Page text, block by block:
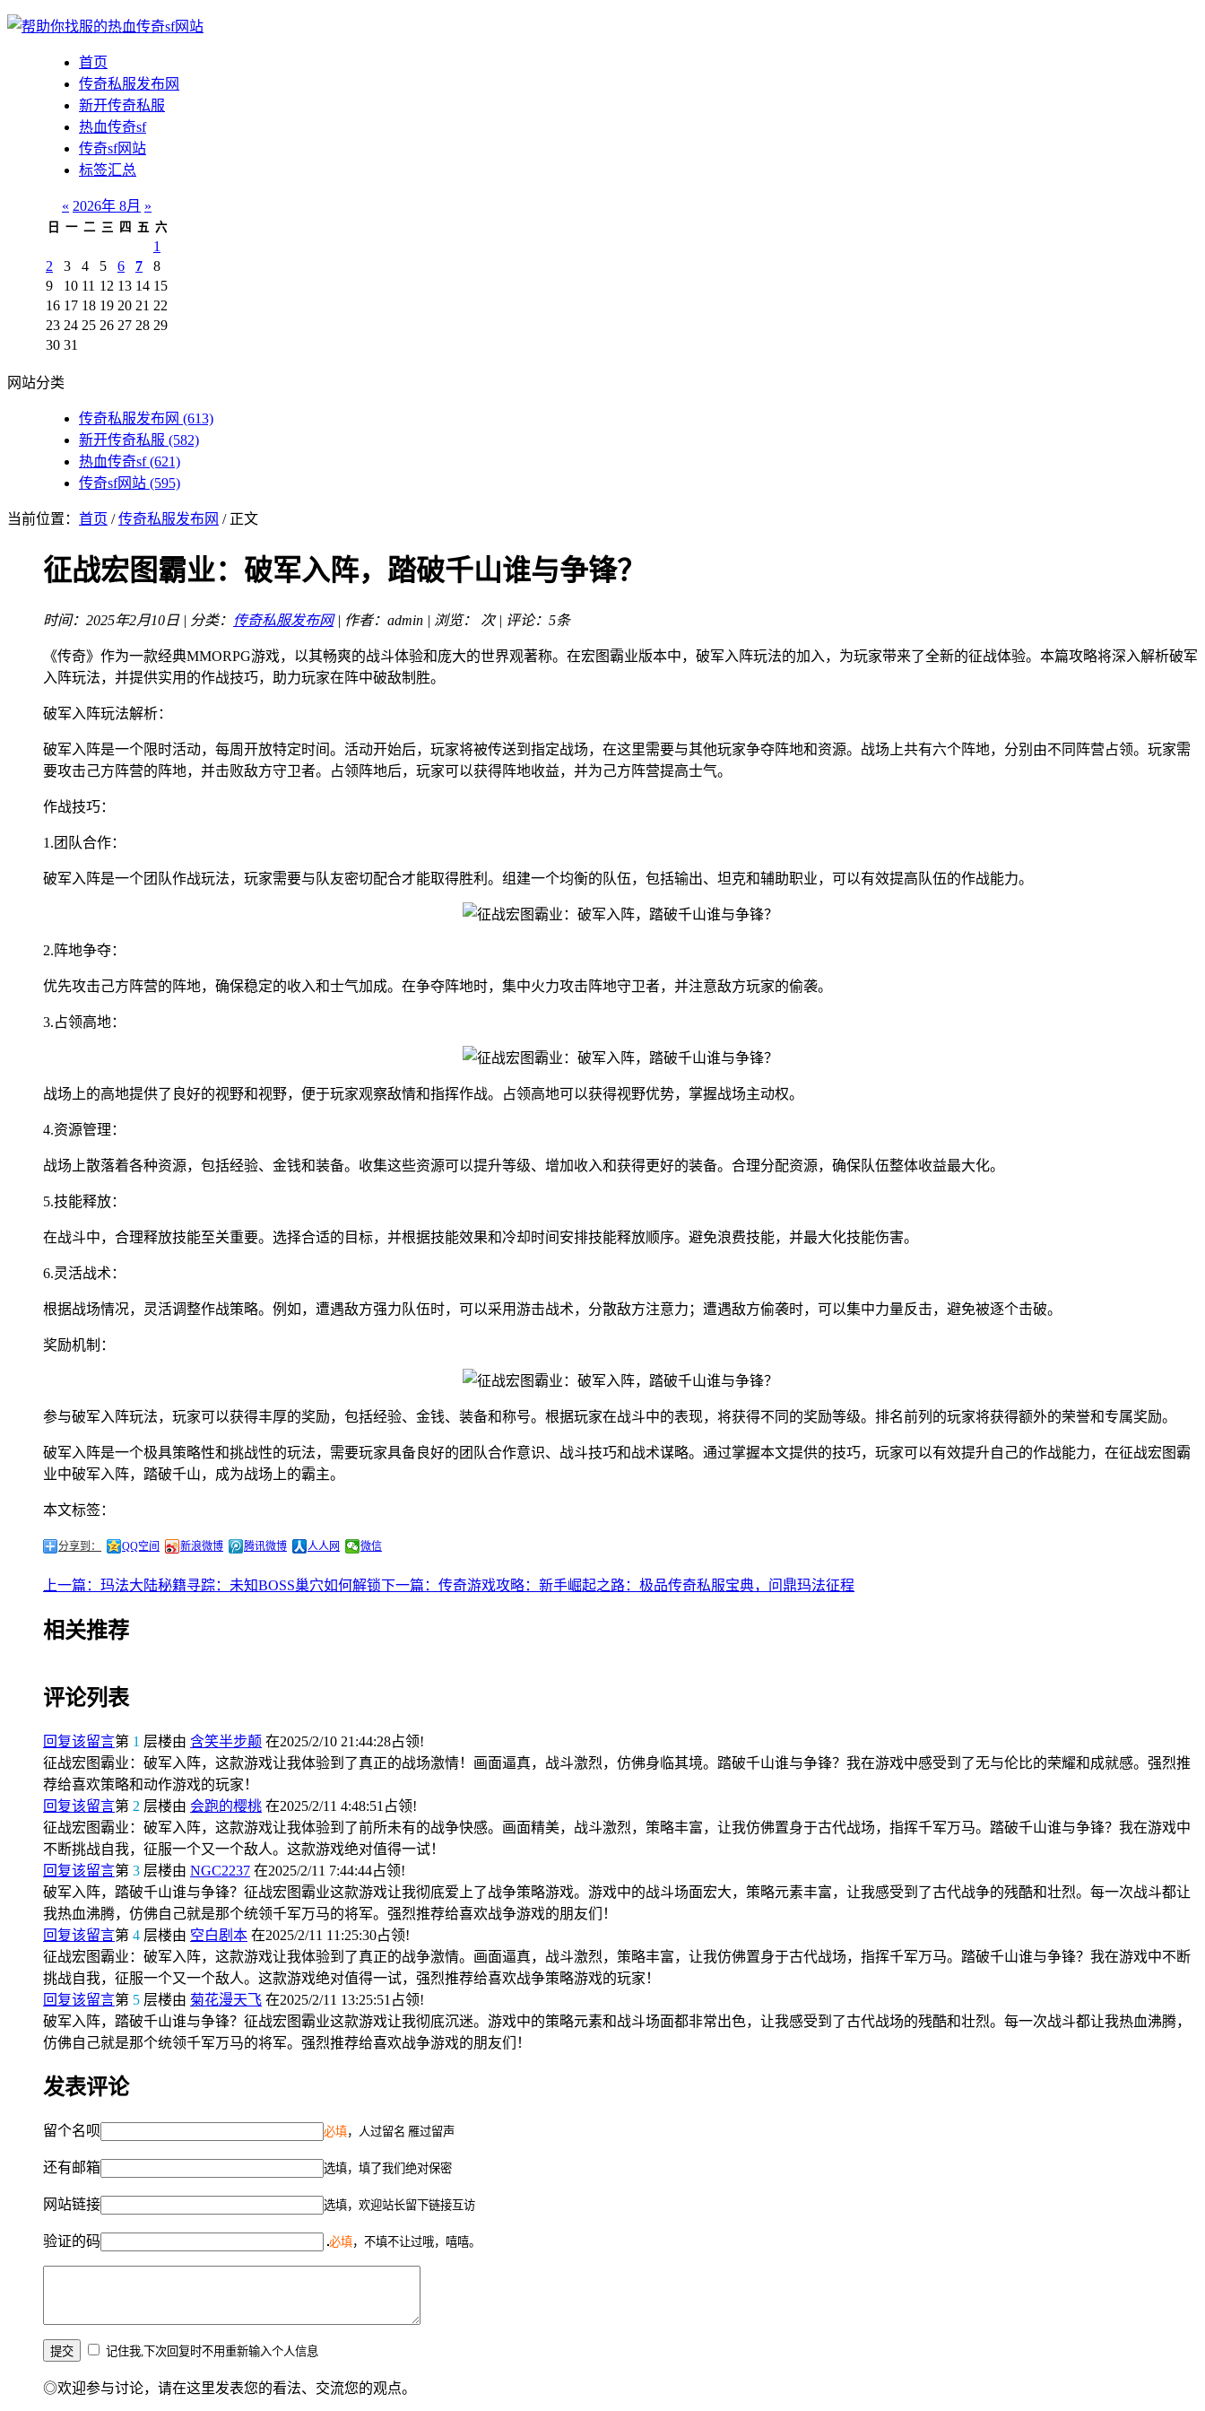
首页
传奇私服发布网
新开传奇私服
热血传奇sf
传奇sf网站
标签汇总
« 2026年 8月 »
日 一 二 三 四 五 六
1
2
3 4 5 6 7
8
9
10 11 12 13 14 15
16 17 18 19 20 21 22
23 24 25 26 27 28 29
30 31
网站分类
传奇私服发布网 (613)
新开传奇私服 (582)
热血传奇sf(621)
传奇sf网站 (595)
当前位置： 首页 /传奇私服发布网 / 正文
征战宏图霸业：破军入阵，踏破千山谁与争锋？
时间：2025年2月10日 | 分类： 传奇私服发布网| 作者：admin | 浏览： 次 | 评论：5条
《传奇》作为一款经典MMORPG游戏，以其畅爽的战斗体验和庞大的世界观著称。在宏图霸业版本中，破军入阵玩法的加入，为玩家带来了全新的征战体验。本篇攻略将深入解析破军
入阵玩法，并提供实用的作战技巧，助力玩家在阵中破敌制胜。
破军入阵玩法解析：
破军入阵是一个限时活动，每周开放特定时间。活动开始后，玩家将被传送到指定战场，在这里需要与其他玩家争夺阵地和资源。战场上共有六个阵地，分别由不同阵营占领。玩家需
要攻击己方阵营的阵地，并击败敌方守卫者。占领阵地后，玩家可以获得阵地收益，并为己方阵营提高士气。
作战技巧：
1.团队合作：
破军入阵是一个团队作战玩法，玩家需要与队友密切配合才能取得胜利。组建一个均衡的队伍，包括输出、坦克和辅助职业，可以有效提高队伍的作战能力。
2.阵地争夺：
优先攻击己方阵营的阵地，确保稳定的收入和士气加成。在争夺阵地时，集中火力攻击阵地守卫者，并注意敌方玩家的偷袭。
3.占领高地：
战场上的高地提供了良好的视野和视野，便于玩家观察敌情和指挥作战。占领高地可以获得视野优势，掌握战场主动权。
4.资源管理：
战场上散落着各种资源，包括经验、金钱和装备。收集这些资源可以提升等级、增加收入和获得更好的装备。合理分配资源，确保队伍整体收益最大化。
5.技能释放：
在战斗中，合理释放技能至关重要。选择合适的目标，并根据技能效果和冷却时间安排技能释放顺序。避免浪费技能，并最大化技能伤害。
6.灵活战术：
根据战场情况，灵活调整作战策略。例如，遭遇敌方强力队伍时，可以采用游击战术，分散敌方注意力；遭遇敌方偷袭时，可以集中力量反击，避免被逐个击破。
奖励机制：
参与破军入阵玩法，玩家可以获得丰厚的奖励，包括经验、金钱、装备和称号。根据玩家在战斗中的表现，将获得不同的奖励等级。排名前列的玩家将获得额外的荣誉和专属奖励。
破军入阵是一个极具策略性和挑战性的玩法，需要玩家具备良好的团队合作意识、战斗技巧和战术谋略。通过掌握本文提供的技巧，玩家可以有效提升自己的作战能力，在征战宏图霸
业中破军入阵，踏破千山，成为战场上的霸主。
本文标签：
分享到： QQ空间 新浪微博 腾讯微博 人人网 微信
上一篇：玛法大陆秘籍寻踪：未知BOSS巢穴如何解锁下一篇：传奇游戏攻略：新手崛起之路：极品传奇私服宝典，问鼎玛法征程
相关推荐
评论列表
回复该留言第 1 层楼由 含笑半步颠 在2025/2/10 21:44:28占领!
征战宏图霸业：破军入阵，这款游戏让我体验到了真正的战场激情！画面逼真，战斗激烈，仿佛身临其境。踏破千山谁与争锋？我在游戏中感受到了无与伦比的荣耀和成就感。强烈推
荐给喜欢策略和动作游戏的玩家！
回复该留言第 2 层楼由 会跑的樱桃 在2025/2/11 4:48:51占领!
征战宏图霸业：破军入阵，这款游戏让我体验到了前所未有的战争快感。画面精美，战斗激烈，策略丰富，让我仿佛置身于古代战场，指挥千军万马。踏破千山谁与争锋？我在游戏中
不断挑战自我，征服一个又一个敌人。这款游戏绝对值得一试！
回复该留言第 3 层楼由 NGC2237 在2025/2/11 7:44:44占领!
破军入阵，踏破千山谁与争锋？征战宏图霸业这款游戏让我彻底爱上了战争策略游戏。游戏中的战斗场面宏大，策略元素丰富，让我感受到了古代战争的残酷和壮烈。每一次战斗都让
我热血沸腾，仿佛自己就是那个统领千军万马的将军。强烈推荐给喜欢战争游戏的朋友们！
回复该留言第 4 层楼由 空白剧本 在2025/2/11 11:25:30占领!
征战宏图霸业：破军入阵，这款游戏让我体验到了真正的战争激情。画面逼真，战斗激烈，策略丰富，让我仿佛置身于古代战场，指挥千军万马。踏破千山谁与争锋？我在游戏中不断
挑战自我，征服一个又一个敌人。这款游戏绝对值得一试，强烈推荐给喜欢战争策略游戏的玩家！
回复该留言第 5 层楼由 菊花漫天飞 在2025/2/11 13:25:51占领!
破军入阵，踏破千山谁与争锋？征战宏图霸业这款游戏让我彻底沉迷。游戏中的策略元素和战斗场面都非常出色，让我感受到了古代战场的残酷和壮烈。每一次战斗都让我热血沸腾，
仿佛自己就是那个统领千军万马的将军。强烈推荐给喜欢战争游戏的朋友们！
发表评论
留个名呗 必填，人过留名 雁过留声
还有邮箱 选填，填了我们绝对保密
网站链接 选填，欢迎站长留下链接互访
验证的码 必填，不填不让过哦，嘻嘻。
记住我,下次回复时不用重新输入个人信息
◎欢迎参与讨论，请在这里发表您的看法、交流您的观点。